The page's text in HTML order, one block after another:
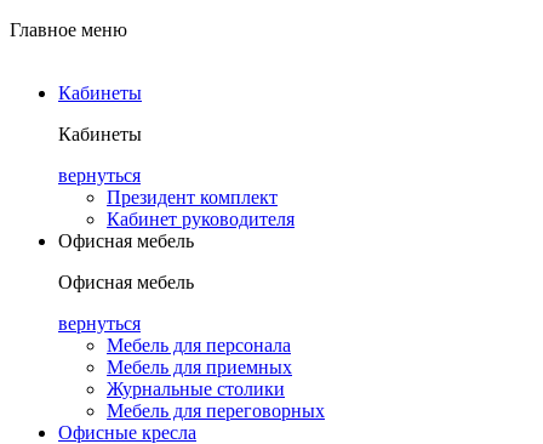
Главное меню
Кабинеты
Кабинеты
вернуться
Президент комплект
Кабинет руководителя
Офисная мебель
Офисная мебель
вернуться
Мебель для персонала
Мебель для приемных
Журнальные столики
Мебель для переговорных
Офисные кресла